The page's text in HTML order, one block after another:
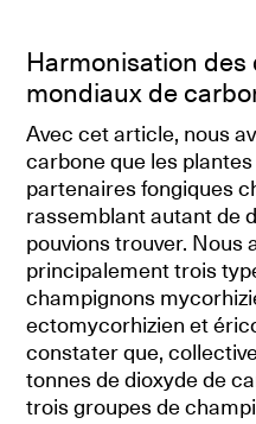
Harmonisation des
mondiaux de
Avec cet article, nous
carbone que les
partenaires fongiques
rassemblant autant de
pouvions trouver. Nous
principalement trois
champignons
ectomycorhizien et
constater que,
tonnes de dioxyde de
trois groupes de